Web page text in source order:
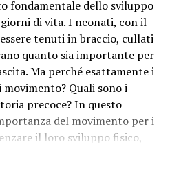
e l’immaginazione,
creare mondi fantastici e a
ludica non solo
ma favorisce anche la
creativa dei
e Aumento del
fondamentale dello sviluppo
di vita. I neonati, con il
tenuti in braccio, cullati
quanto sia importante per
Ma perché esattamente i
Quali sono i
precoce? In questo
del movimento per i
il loro sviluppo fisico,